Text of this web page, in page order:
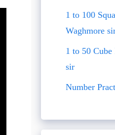
1 to 100
Waghmore
1 to 50 Cube
sir
Number